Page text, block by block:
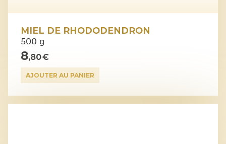
MIEL DE RHODODENDRON
500 g
8,80 €
AJOUTER AU PANIER